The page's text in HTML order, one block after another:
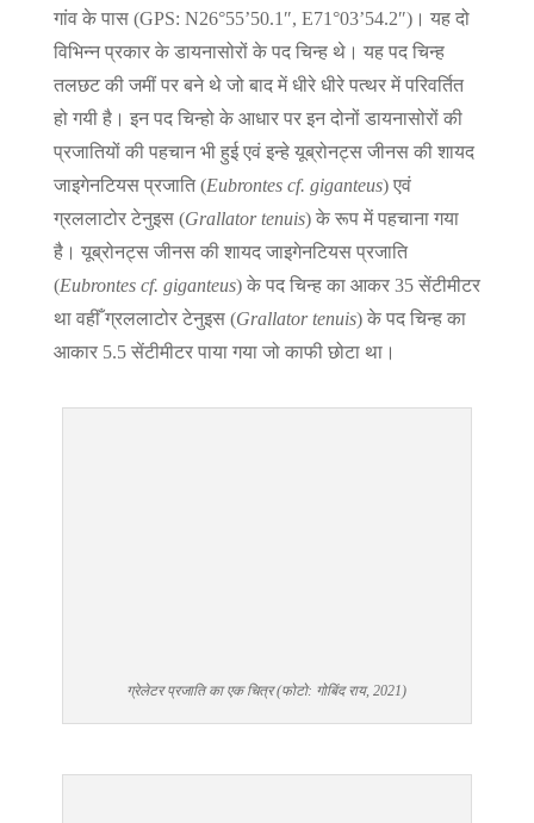
गांव के पास (GPS: N26°55’50.1″, E71°03’54.2″)। यह दो
विभिन्न प्रकार के डायनासोरों के पद चिन्ह थे। यह पद चिन्ह
तलछट की जमीं पर बने थे जो बाद में धीरे धीरे पत्थर में परिवर्तित
हो गयी है। इन पद चिन्हो के आधार पर इन दोनों डायनासोरों की
प्रजातियों की पहचान भी हुई एवं इन्हे यूब्रोनट्स जीनस की शायद
जाइगेनटियस प्रजाति (Eubrontes cf. giganteus) एवं
ग्रललाटोर टेनुइस (Grallator tenuis) के रूप में पहचाना गया
है। यूब्रोनट्स जीनस की शायद जाइगेनटियस प्रजाति
(Eubrontes cf. giganteus) के पद चिन्ह का आकर 35 सेंटीमीटर
था वहीँ ग्रललाटोर टेनुइस (Grallator tenuis) के पद चिन्ह का
आकार 5.5 सेंटीमीटर पाया गया जो काफी छोटा था।
ग्रेलेटर प्रजाति का एक चित्र (फोटो: गोबिंद राय, 2021)